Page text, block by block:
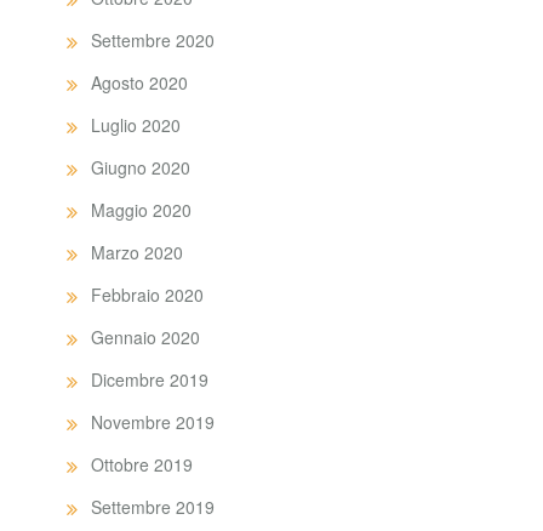
Settembre 2020
Agosto 2020
Luglio 2020
Giugno 2020
Maggio 2020
Marzo 2020
Febbraio 2020
Gennaio 2020
Dicembre 2019
Novembre 2019
Ottobre 2019
Settembre 2019